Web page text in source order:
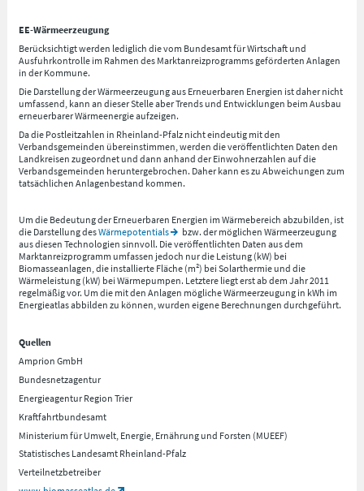
EE-Wärmeerzeugung
Berücksichtigt werden lediglich die vom Bundesamt für Wirtschaft und
Ausfuhrkontrolle im Rahmen des Marktanreizprogramms geförderten Anlagen
in der Kommune.
Die Darstellung der Wärmeerzeugung aus Erneuerbaren Energien ist daher nicht
umfassend, kann an dieser Stelle aber Trends und Entwicklungen beim Ausbau
erneuerbarer Wärmeenergie aufzeigen.
Da die Postleitzahlen in Rheinland-Pfalz nicht eindeutig mit den
Verbandsgemeinden übereinstimmen, werden die veröffentlichten Daten den
Landkreisen zugeordnet und dann anhand der Einwohnerzahlen auf die
Verbandsgemeinden heruntergebrochen. Daher kann es zu Abweichungen zum
tatsächlichen Anlagenbestand kommen.
Um die Bedeutung der Erneuerbaren Energien im Wärmebereich abzubilden, ist
die Darstellung desWärmepotentials
bzw. der möglichen Wärmeerzeugung
aus diesen Technologien sinnvoll. Die veröffentlichten Daten aus dem
Marktanreizprogramm umfassen jedoch nur die Leistung (kW) bei
Biomasseanlagen, die installierte Fläche (m²) bei Solarthermie und die
Wärmeleistung (kW) bei Wärmepumpen. Letztere liegt erst ab dem Jahr 2011
regelmäßig vor. Um die mit den Anlagen mögliche Wärmeerzeugung in kWh im
Energieatlas abbilden zu können, wurden eigene Berechnungen durchgeführt.
Quellen
Amprion GmbH
Bundesnetzagentur
Energieagentur Region Trier
Kraftfahrtbundesamt
Ministerium für Umwelt, Energie, Ernährung und Forsten (MUEEF)
Statistisches Landesamt Rheinland-Pfalz
Verteilnetzbetreiber